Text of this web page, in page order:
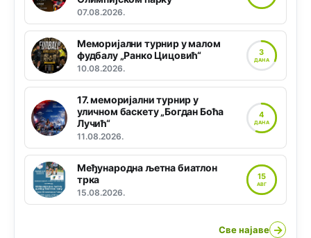
07.08.2026.
Меморијални турнир у малом
фудбалу „Ранко Цицовић“
10.08.2026.
3
ДАНА
17. меморијални турнир у
уличном баскету „Богдан Боћа
Лучић“
11.08.2026.
4
ДАНА
Међународна љетна биатлон
трка
15.08.2026.
15
АВГ
Све најаве →